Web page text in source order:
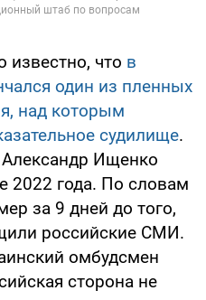
известно, что в
один из пленных
над которым
судилище.
Александр Ищенко
2022 года. По словам
за 9 дней до того,
российские СМИ.
омбудсмен
сторона не